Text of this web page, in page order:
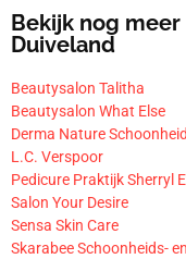
Bekijk nog
Duiveland
Beautysalon Talitha
Beautysalon What Else
Derma Nature
L.C. Verspoor
Pedicure Praktijk Sherryl
Salon Your Desire
Sensa Skin Care
Skarabee Schoonheids-